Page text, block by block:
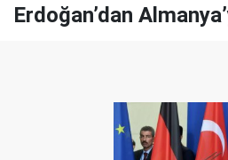
Erdoğan’dan